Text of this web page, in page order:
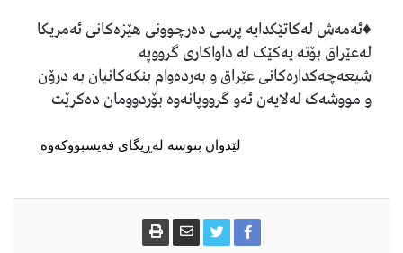
♦ئەمەش لەکاتێکدایە پرسی دەرچوونی هێزەکانی ئەمریکا
لەعێراق بۆتە یەکێک لە داواکاری گرووپە
شیعەچەکدارەکانی عێراق و بەردەوام بنکەکانیان بە درۆن
و مووشەک لەلایەن ئەو گرووپانەوە بۆردوومان دەکرێت
لێدوان بنوسە لەڕیگای فەیسبووکەوە